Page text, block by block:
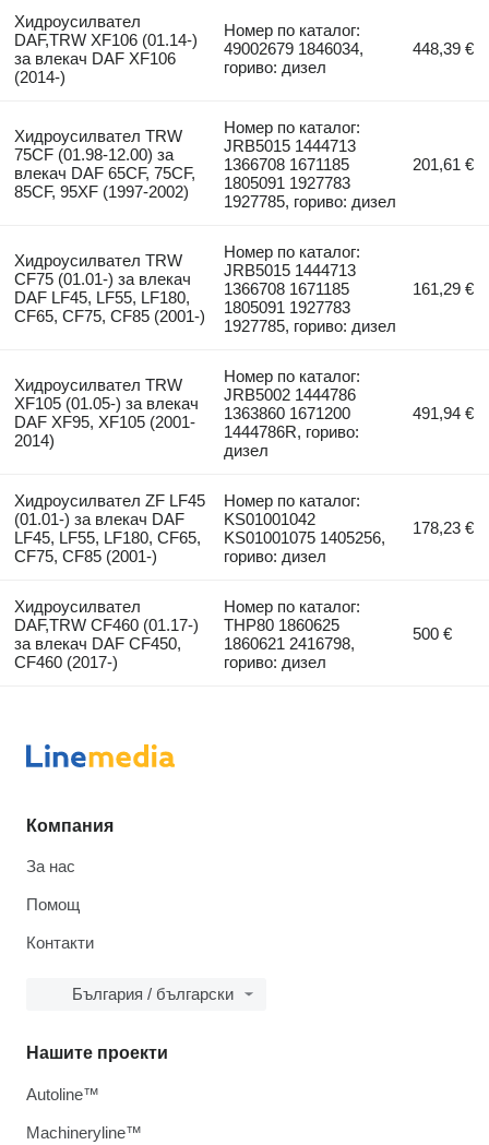
Хидроусилвател
DAF,TRW XF106 (01.14-)
за влекач DAF XF106
(2014-)
Номер по каталог:
49002679 1846034,
гориво: дизел
448,39 €
Хидроусилвател TRW
75CF (01.98-12.00) за
влекач DAF 65CF, 75CF,
85CF, 95XF (1997-2002)
Номер по каталог:
JRB5015 1444713
1366708 1671185
1805091 1927783
1927785, гориво: дизел
201,61 €
Хидроусилвател TRW
CF75 (01.01-) за влекач
DAF LF45, LF55, LF180,
CF65, CF75, CF85 (2001-)
Номер по каталог:
JRB5015 1444713
1366708 1671185
1805091 1927783
1927785, гориво: дизел
161,29 €
Хидроусилвател TRW
XF105 (01.05-) за влекач
DAF XF95, XF105 (2001-
2014)
Номер по каталог:
JRB5002 1444786
1363860 1671200
1444786R, гориво:
дизел
491,94 €
Хидроусилвател ZF LF45
(01.01-) за влекач DAF
LF45, LF55, LF180, CF65,
CF75, CF85 (2001-)
Номер по каталог:
KS01001042
KS01001075 1405256,
гориво: дизел
178,23 €
Хидроусилвател
DAF,TRW CF460 (01.17-)
за влекач DAF CF450,
CF460 (2017-)
Номер по каталог:
THP80 1860625
1860621 2416798,
гориво: дизел
500 €
Компания
За нас
Помощ
Контакти
България / български
Нашите проекти
Autoline™
Machineryline™